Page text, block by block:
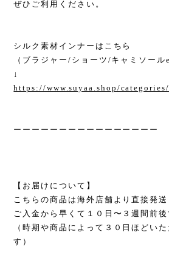
ぜひご利用ください。
シルク素材インナーはこちら
（ブラジャー/ショーツ/キャミソール
↓
https://www.suyaa.shop/
ーーーーーーーーーーーーーーーー
【お届けについて】
こちらの商品は海外店舗より直接発送
ご入金から早くて１０日〜３週間前後
（時期や商品によって３０日ほどい
す）